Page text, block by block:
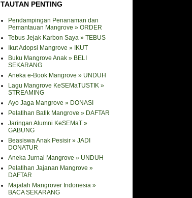
TAUTAN PENTING
Pendampingan Penanaman dan
Pemantauan Mangrove » ORDER
Tebus Jejak Karbon Saya » TEBUS
Ikut Adopsi Mangrove » IKUT
Buku Mangrove Anak » BELI
SEKARANG
Aneka e-Book Mangrove » UNDUH
Lagu Mangrove KeSEMaTUSTIK »
STREAMING
Ayo Jaga Mangrove » DONASI
Pelatihan Batik Mangrove » DAFTAR
Jaringan Alumni KeSEMaT »
GABUNG
Beasiswa Anak Pesisir » JADI
DONATUR
Aneka Jurnal Mangrove » UNDUH
Pelatihan Jajanan Mangrove »
DAFTAR
Majalah Mangrover Indonesia »
BACA SEKARANG